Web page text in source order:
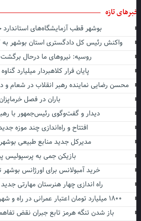
تازه
بوشهر قطب آزمایشگاه‌های
واکنش رئیس کل دادگستری استان بوشهر به
روسیه: نیروهای ما درحال برگشت
پایان فرار کلاهبردار میلیارد
محسن رضایی نماینده رهبر انقلاب در شعام و
باران در فصل خرماپزان
دیدار و گفت‌وگوی رئیس‌جمهور با
افتتاح و راه‌اندازی چند موزه
مدیرکل جدید منابع طبیعی
بازیکن جمی به پرسپولیس
خرید آمبولانس برای اورژانس
راه اندازی چهار هنرستان مهارتی جدید
۱۸۰۰ میلیارد تومان اعتبار عمرانی در راه و شهرسازی بوشهر جذب شد
باز شدن تنگه هرمز تابع جبران نقض